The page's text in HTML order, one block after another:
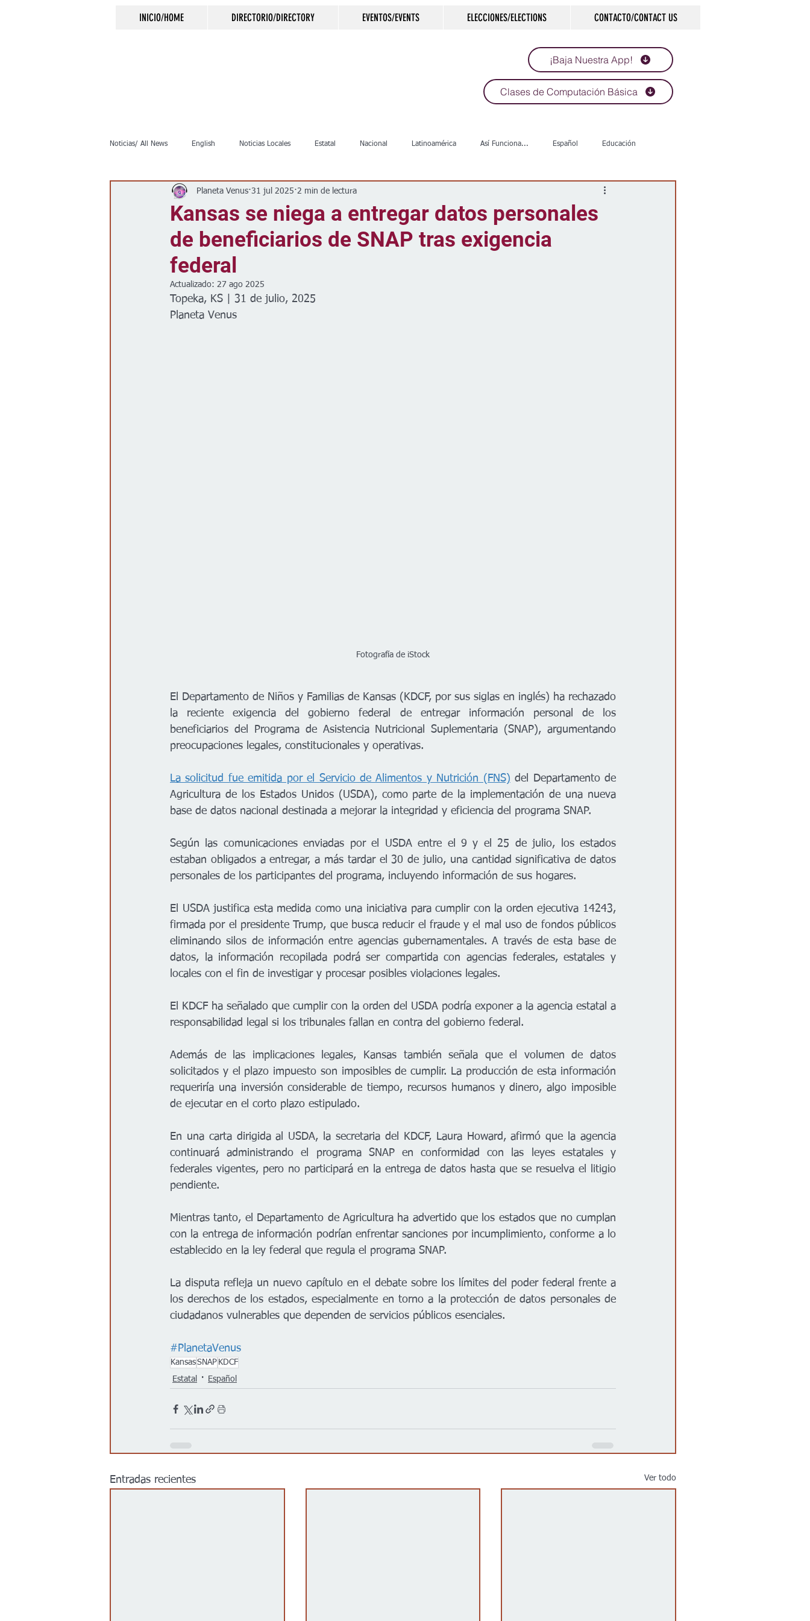
INICIO/HOME DIRECTORIO/DIRECTORY EVENTOS/EVENTS ELECCIONES/ELECTIONS CONTACTO/CONTACT US
¡Baja Nuestra App!
Clases de Computación Básica
Noticias/ All News English Noticias Locales Estatal Nacional Latinoamérica Así Funciona... Español Educación
Inmigración Crimen Negocios Salud Arte & Cultura
Clima Vivienda Escuelas Calles Desamparados Carreteras Comunidad
Espectáculos
Kansas se niega a entregar datos personales
de beneficiarios de SNAP tras exigencia
federal
Planeta Venus 31 jul 2025 2 min de lectura
Actualizado: 27 ago 2025
Topeka, KS | 31 de julio, 2025
Planeta Venus
Fotografía de iStock
El Departamento de Niños y Familias de Kansas (KDCF, por sus siglas en inglés) ha rechazado
la reciente exigencia del gobierno federal de entregar información personal de los
beneficiarios del Programa de Asistencia Nutricional Suplementaria (SNAP), argumentando
preocupaciones legales, constitucionales y operativas.
La solicitud fue emitida por el Servicio de Alimentos y Nutrición (FNS) del Departamento de
Agricultura de los Estados Unidos (USDA), como parte de la implementación de una nueva
base de datos nacional destinada a mejorar la integridad y eficiencia del programa SNAP.
Según las comunicaciones enviadas por el USDA entre el 9 y el 25 de julio, los estados
estaban obligados a entregar, a más tardar el 30 de julio, una cantidad significativa de datos
personales de los participantes del programa, incluyendo información de sus hogares.
El USDA justifica esta medida como una iniciativa para cumplir con la orden ejecutiva 14243,
firmada por el presidente Trump, que busca reducir el fraude y el mal uso de fondos públicos
eliminando silos de información entre agencias gubernamentales. A través de esta base de
datos, la información recopilada podrá ser compartida con agencias federales, estatales y
locales con el fin de investigar y procesar posibles violaciones legales.
El KDCF ha señalado que cumplir con la orden del USDA podría exponer a la agencia estatal a
responsabilidad legal si los tribunales fallan en contra del gobierno federal.
Además de las implicaciones legales, Kansas también señala que el volumen de datos
solicitados y el plazo impuesto son imposibles de cumplir. La producción de esta información
requeriría una inversión considerable de tiempo, recursos humanos y dinero, algo imposible
de ejecutar en el corto plazo estipulado.
En una carta dirigida al USDA, la secretaria del KDCF, Laura Howard, afirmó que la agencia
continuará administrando el programa SNAP en conformidad con las leyes estatales y
federales vigentes, pero no participará en la entrega de datos hasta que se resuelva el litigio
pendiente.
Mientras tanto, el Departamento de Agricultura ha advertido que los estados que no cumplan
con la entrega de información podrían enfrentar sanciones por incumplimiento, conforme a lo
establecido en la ley federal que regula el programa SNAP.
La disputa refleja un nuevo capítulo en el debate sobre los límites del poder federal frente a
los derechos de los estados, especialmente en torno a la protección de datos personales de
ciudadanos vulnerables que dependen de servicios públicos esenciales.
#PlanetaVenus
KansasSNAP KDCF
Estatal
Español
Entradas recientes Ver todo